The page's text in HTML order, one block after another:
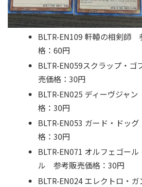
BLTR-EN109 軒轅の相剣師
格：60円
BLTR-EN059スクラップ・
売価格：30円
BLTR-EN025 ディーヴジャ
格：30円
BLTR-EN053 ガード・ドッ
格：30円
BLTR-EN071 オルフェゴール
ル 参考販売価格：30円
BLTR-EN024 エレクトロ・